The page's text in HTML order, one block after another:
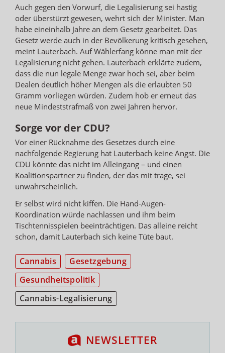
Auch gegen den Vorwurf, die Legalisierung sei hastig
oder überstürzt gewesen, wehrt sich der Minister. Man
habe eineinhalb Jahre an dem Gesetz gearbeitet. Das
Gesetz werde auch in der Bevölkerung kritisch gesehen,
meint Lauterbach. Auf Wählerfang könne man mit der
Legalisierung nicht gehen. Lauterbach erklärte zudem,
dass die nun legale Menge zwar hoch sei, aber beim
Dealen deutlich höher Mengen als die erlaubten 50
Gramm vorliegen würden. Zudem hob er erneut das
neue Mindeststrafmaß von zwei Jahren hervor.
Sorge vor der CDU?
Vor einer Rücknahme des Gesetzes durch eine
nachfolgende Regierung hat Lauterbach keine Angst. Die
CDU könnte das nicht im Alleingang – und einen
Koalitionspartner zu finden, der das mit trage, sei
unwahrscheinlich.
Er selbst wird nicht kiffen. Die Hand-Augen-
Koordination würde nachlassen und ihm beim
Tischtennisspielen beeinträchtigen. Das alleine reicht
schon, damit Lauterbach sich keine Tüte baut.
Cannabis
Gesetzgebung
Gesundheitspolitik
Cannabis-Legalisierung
NEWSLETTER